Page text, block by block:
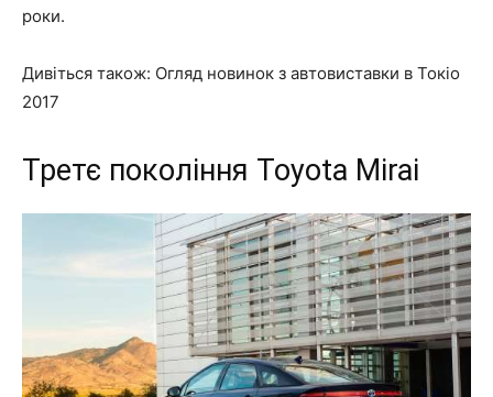
роки.
Дивіться також: Огляд новинок з автовиставки в Токіо
2017
Третє покоління Toyota Mirai